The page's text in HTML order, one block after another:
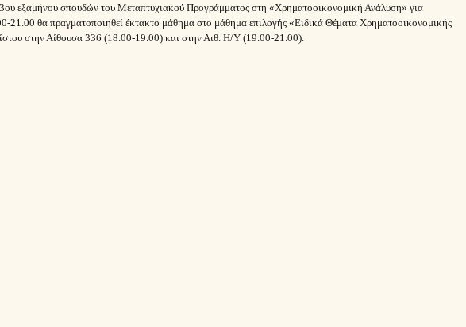
3ου εξαμήνου σπουδών του Μεταπτυχιακού Προγράμματος στη «Χρηματοοικονομική Ανάλυση» για
21.00 θα πραγματοποιηθεί έκτακτο μάθημα στο μάθημα επιλογής «Ειδικά Θέματα Χρηματοοικονομικής
στην Αίθουσα 336 (18.00-19.00) και στην Αιθ. Η/Υ (19.00-21.00).